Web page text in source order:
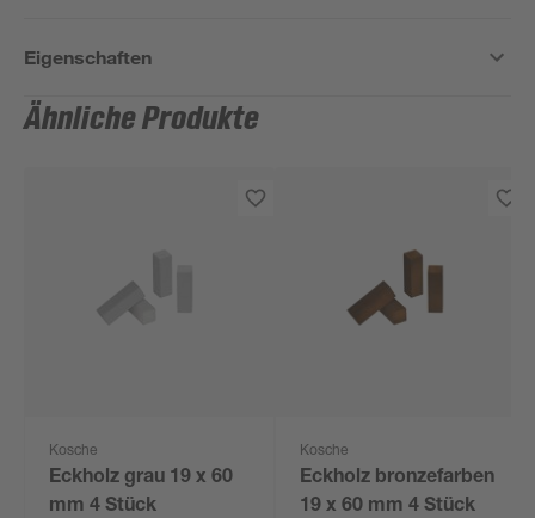
Eigenschaften
Ähnliche Produkte
Kosche
Eckholz grau 19 x 60
mm 4 Stück
Kosche
Eckholz bronzefarben
19 x 60 mm 4 Stück